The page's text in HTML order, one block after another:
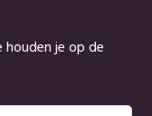
je op de